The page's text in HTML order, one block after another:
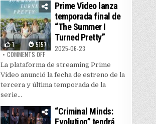
1 5157
Prime Video lanza
temporada final de
“The Summer I
Turned Pretty”
2025-06-23
COMMENTS OFFON PRIME VIDEO LANZA TEMPORADA FINAL
La plataforma de streaming Prime
Video anunció la fecha de estreno de la
tercera y última temporada de la
serie...
“Criminal Minds: